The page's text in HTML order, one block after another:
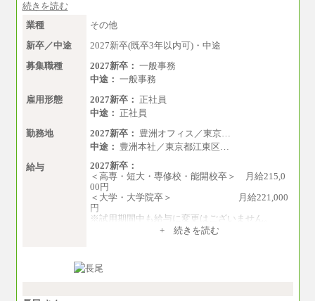
続きを読む
業種
その他
新卒／中途
2027新卒(既卒3年以内可)・中途
募集職種
2027新卒： 一般事務
中途： 一般事務
雇用形態
2027新卒： 正社員
中途： 正社員
勤務地
2027新卒： 豊洲オフィス／東京…
中途： 豊洲本社／東京都江東区…
給与
2027新卒：
＜高専・短大・専修校・能開校卒＞ 月給215,0
00円
＜大学・大学院卒＞ 月給221,000
円
※試用期間中も給与に変更はございません。
+ 続きを読む